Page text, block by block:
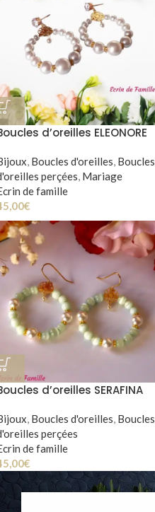
d’oreilles ELEONORE
, Boucles d'oreilles, Boucles
perçées, Mariage
de famille
€
d’oreilles SERAFINA
, Boucles d'oreilles, Boucles
perçées
de famille
€